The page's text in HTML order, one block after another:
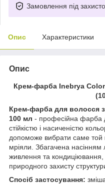
Замовлення під
Опис Характеристики
Опис
Крем-фарба Inebrya
Крем-фарба для волосся
100 мл - професійна фарба
стійкістю і насиченістю
допоможе вибрати саме той
мріяли. Збагачена
живлення та кондиціювання,
природного захисту
Спосіб застосування: